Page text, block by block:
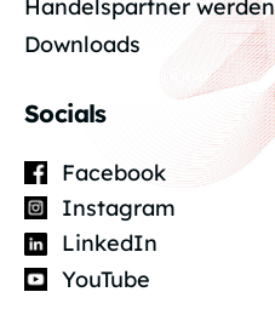
Handelspartner werden
Downloads
Socials
Facebook
Instagram
LinkedIn
YouTube